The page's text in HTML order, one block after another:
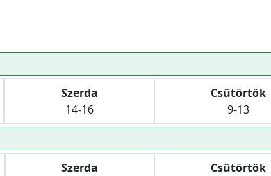
Szerda
14-16
Csütörtök
9-13
Szerda
Csütörtök